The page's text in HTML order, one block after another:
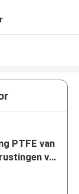
PTFE van
van